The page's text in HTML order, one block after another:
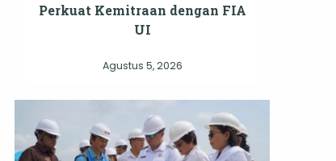
Perkuat Kemitraan dengan FIA
UI
Agustus 5, 2026